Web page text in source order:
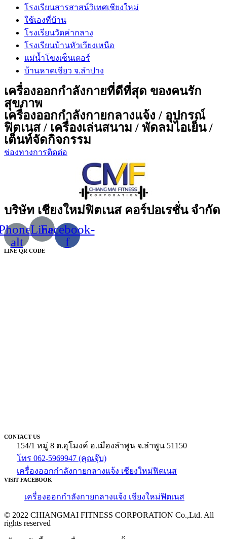
โรงเรียนสารสาสน์วิเทศเชียงใหม่
ใช้เองที่บ้าน
โรงเรียนวัดค่ากลาง
โรงเรียนบ้านหัวเวียงเหนือ
แม่น้ำโขงเซ็นเตอร์
บ้านหาดเชียว จ.ลำปาง
เครื่องออกกำลังกายที่ดีที่สุด ของคนรัก
สุขภาพ
เครื่องออกกำลังกายกลางแจ้ง / อุปกรณ์
ฟิตเนส / เครื่องเล่นสนาม / พัดลมไอเย็น /
เต็นท์จัดกิจกรรม
ช่องทางการติดต่อ
บริษัท เชียงใหม่ฟิตเนส คอร์ปอเรชั่น จำกัด
alt
Line
Facebook-
f
LINE QR CODE
CONTACT US
154/1 หมู่ 8 ต.อุโมงค์ อ.เมืองลำพูน จ.ลำพูน 51150
โทร 062-5969947 (คุณจุ๊บ)
เครื่องออกกำลังกายกลางแจ้ง เชียงใหม่ฟิตเนส
VISIT FACEBOOK
เครื่องออกกำลังกายกลางแจ้ง เชียงใหม่ฟิตเนส
© 2022 CHIANGMAI FITNESS CORPORATION Co.,Ltd. All
rights reserved